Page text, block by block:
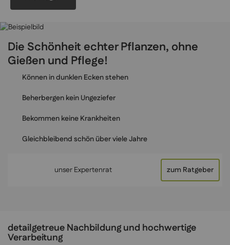
Die Schönheit echter Pflanzen, ohne
Gießen und Pflege!
Können in dunklen Ecken stehen
Beherbergen kein Ungeziefer
Bekommen keine Krankheiten
Gleichbleibend schön über viele Jahre
unser Expertenrat zum Ratgeber
detailgetreue Nachbildung und hochwertige
Verarbeitung